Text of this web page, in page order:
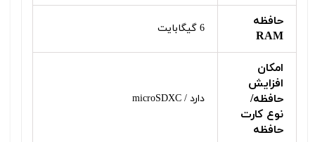
حافظه
RAM
6 گیگابایت
امکان
افزایش
حافظه/
نوع کارت
حافظه
دارد / microSDXC